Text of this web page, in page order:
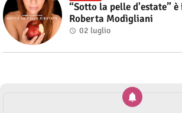
“Sotto la pelle d'estate”
Roberta Modìgliani
02 luglio